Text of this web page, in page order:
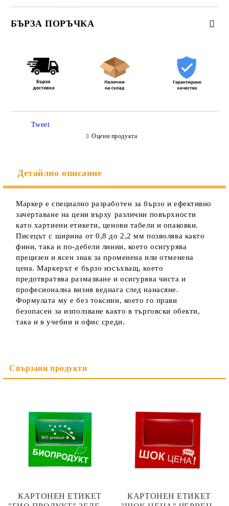
БЪРЗА ПОРЪЧКА
Tweet
Оцени продукта
Детайлно описание
Маркер е специално разработен за бързо и ефективно
зачертаване на цени върху различни повърхности
като хартиени етикети, ценови табели и опаковки.
Писецът с ширина от 0,8 до 2,2 мм позволява както
фини, така и по-дебели линии, което осигурява
прецизен и ясен знак за променена или отменена
цена. Маркерът е бързо изсъхващ, което
предотвратява размазване и осигурява чиста и
професионална визия веднага след нанасяне.
Формулата му е без токсини, което го прави
безопасен за използване както в търговски обекти,
така и в учебни и офис среди.
КАРТОНЕН ЕТИКЕТ
КАРТОНЕН ЕТИКЕТ